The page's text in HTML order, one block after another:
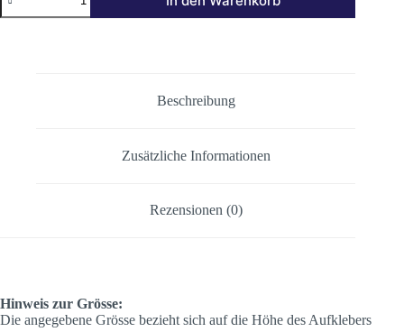
IN
M
Beschreibung
Zusätzliche Informationen
Rezensionen (0)
Hinweis zur Grösse:
Die angegebene Grösse bezieht sich auf die Höhe des Aufklebers